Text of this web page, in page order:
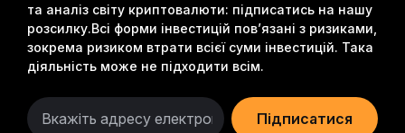
та аналіз світу криптовалюти: підписатись на нашу
розсилку.Всі форми інвестицій пов’язані з ризиками,
зокрема ризиком втрати всієї суми інвестицій. Така
діяльність може не підходити всім.
Підписатися